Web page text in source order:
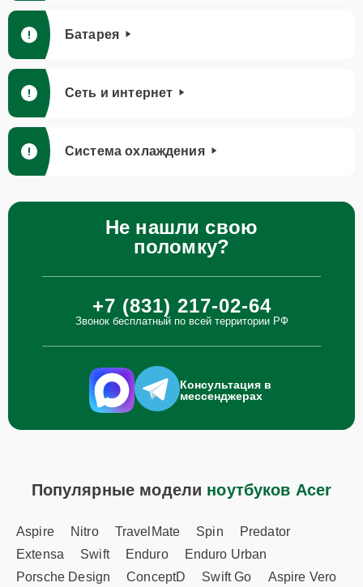
Батарея
Сеть и интернет
Система охлаждения
Не нашли свою
поломку?
+7 (831) 217-02-64
Звонок бесплатный по всей территории РФ
Консультация в
мессенджерах
Популярные модели ноутбуков Acer
Aspire Nitro TravelMate Spin
Predator
Extensa
Swift Enduro
Enduro Urban
Porsche Design
ConceptD Swift Go Aspire Vero